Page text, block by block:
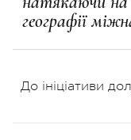
географії
До ініціативи